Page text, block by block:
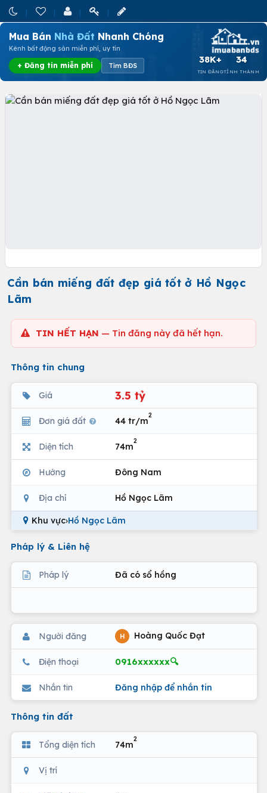
Mua Bán Nhà Đất Nhanh Chóng
Kênh bất động sản miễn phí, uy tín
+ Đăng tin miễn phí Tìm BĐS
38K+
TIN ĐĂNG
34
TỈNH THÀNH
Cần bán miếng đất đẹp giá tốt ở Hồ Ngọc
Lãm
TIN HẾT HẠN — Tin đăng này đã hết hạn.
Thông tin chung
Giá 3.5 tỷ
Đơn giá đất 44 tr/m
2
Diện tích 74m
2
Hướng Đông Nam
Địa chỉ Hồ Ngọc Lãm
Khu vực›Hồ Ngọc Lãm
Pháp lý & Liên hệ
Pháp lý Đã có sổ hồng
Người đăng H Hoàng Quốc Đạt
Điện thoại 0916xxxxxx🔍
Nhắn tin Đăng nhập để nhắn tin
Thông tin đất
Tổng diện tích 74m
2
Vị trí